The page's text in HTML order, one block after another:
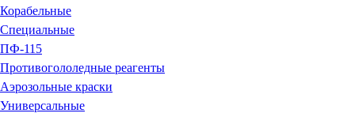
Корабельные
Специальные
ПФ-115
Противогололедные реагенты
Аэрозольные краски
Универсальные